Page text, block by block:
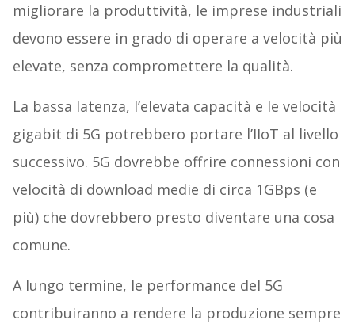
migliorare la produttività, le imprese industriali
devono essere in grado di operare a velocità più
elevate, senza compromettere la qualità.
La bassa latenza, l’elevata capacità e le velocità
gigabit di 5G potrebbero portare l’IIoT al livello
successivo. 5G dovrebbe offrire connessioni con
velocità di download medie di circa 1GBps (e
più) che dovrebbero presto diventare una cosa
comune.
A lungo termine, le performance del 5G
contribuiranno a rendere la produzione sempre